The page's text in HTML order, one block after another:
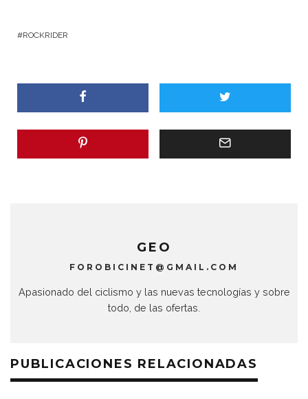
ROCKRIDER
GEO
FOROBICINET@GMAIL.COM
Apasionado del ciclismo y las nuevas tecnologías y sobre
todo, de las ofertas.
PUBLICACIONES RELACIONADAS